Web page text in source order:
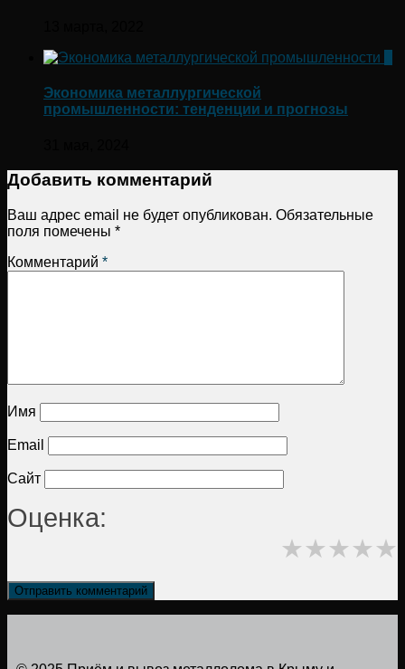
Экономика металлургической
промышленности: тенденции и прогнозы
Добавить комментарий
Ваш адрес email не будет опубликован. Обязательные
поля помечены *
Комментарий *
Имя
Email
Сайт
Оценка:
★
★
★
★
★